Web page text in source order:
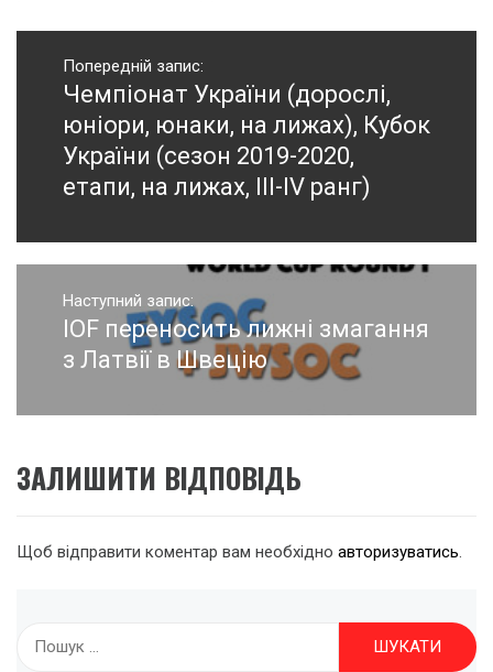
Навігація
записів
Попередній запис:
Попередній
запис:
Чемпіонат України (дорослі,
юніори, юнаки, на лижах), Кубок
України (сезон 2019-2020,
етапи, на лижах, ІІІ-IV ранг)
Наступний запис:
Наступний
запис:
IOF переносить лижні змагання
з Латвії в Швецію
ЗАЛИШИТИ ВІДПОВІДЬ
Щоб відправити коментар вам необхідно авторизуватись